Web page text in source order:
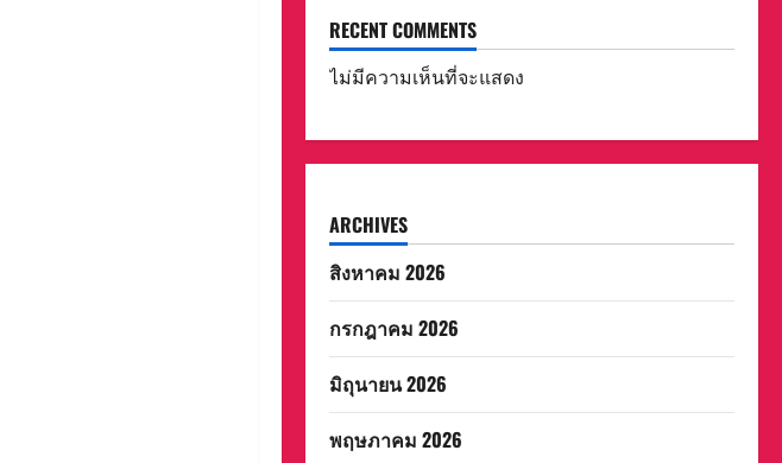
RECENT COMMENTS
ไม่มีความเห็นที่จะแสดง
ARCHIVES
สิงหาคม 2026
กรกฎาคม 2026
มิถุนายน 2026
พฤษภาคม 2026